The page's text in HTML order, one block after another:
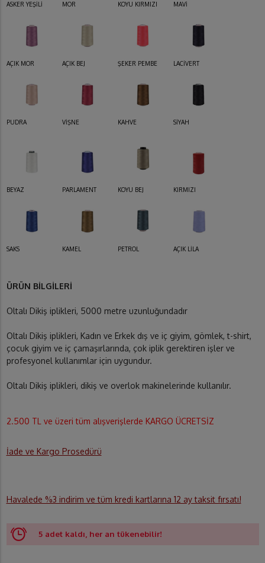
ASKER YEŞİLİ MOR KOYU KIRMIZI MAVİ
AÇIK MOR AÇIK BEJ ŞEKER PEMBE LACİVERT
PUDRA VİŞNE KAHVE SİYAH
BEYAZ PARLAMENT KOYU BEJ KIRMIZI
SAKS KAMEL PETROL AÇIK LİLA
ÜRÜN BİLGİLERİ
Oltalı Dikiş iplikleri, 5000 metre uzunluğundadır
Oltalı Dikiş iplikleri, Kadın ve Erkek dış ve iç giyim, gömlek, t-shirt,
çocuk giyim ve iç çamaşırlarında, çok iplik gerektiren işler ve
profesyonel kullanımlar için uygundur.
Oltalı Dikiş iplikleri, dikiş ve overlok makinelerinde kullanılır.
2.500 TL ve üzeri tüm alışverişlerde KARGO ÜCRETSİZ
İade ve Kargo Prosedürü
Havalede %3 indirim ve tüm kredi kartlarına 12 ay taksit fırsatı!
5 adet kaldı, her an tükenebilir!